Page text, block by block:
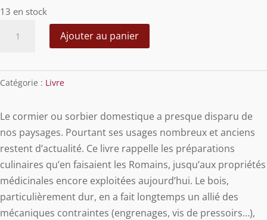
13 en stock
Cormier
Scaravetti
Ajouter au panier
Catégorie : Livre
Le cormier ou sorbier domestique a presque disparu de
nos paysages. Pourtant ses usages nombreux et anciens
restent d’actualité. Ce livre rappelle les préparations
culinaires qu’en faisaient les Romains, jusqu’aux propriétés
médicinales encore exploitées aujourd’hui. Le bois,
particulièrement dur, en a fait longtemps un allié des
mécaniques contraintes (engrenages, vis de pressoirs…),